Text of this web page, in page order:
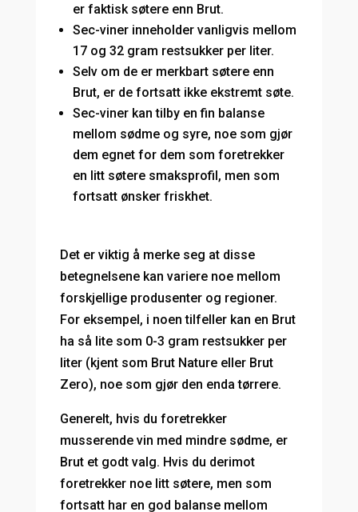
er faktisk søtere enn Brut.
Sec-viner inneholder vanligvis mellom
17 og 32 gram restsukker per liter.
Selv om de er merkbart søtere enn
Brut, er de fortsatt ikke ekstremt søte.
Sec-viner kan tilby en fin balanse
mellom sødme og syre, noe som gjør
dem egnet for dem som foretrekker
en litt søtere smaksprofil, men som
fortsatt ønsker friskhet.
Det er viktig å merke seg at disse
betegnelsene kan variere noe mellom
forskjellige produsenter og regioner.
For eksempel, i noen tilfeller kan en Brut
ha så lite som 0-3 gram restsukker per
liter (kjent som Brut Nature eller Brut
Zero), noe som gjør den enda tørrere.
Generelt, hvis du foretrekker
musserende vin med mindre sødme, er
Brut et godt valg. Hvis du derimot
foretrekker noe litt søtere, men som
fortsatt har en god balanse mellom